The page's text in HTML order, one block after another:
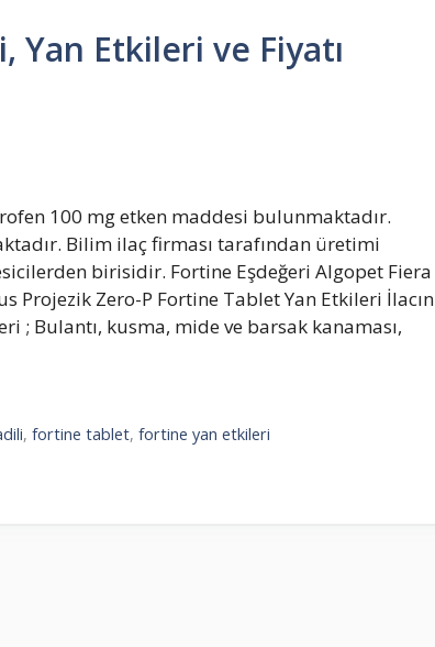
Etkileri ve Fiyatı
100 mg etken maddesi bulunmaktadır.
Bilim ilaç firması tarafından üretimi
birisidir. Fortine Eşdeğeri Algopet Fiera
Zero-P Fortine Tablet Yan Etkileri İlacın
; Bulantı, kusma, mide ve barsak kanaması,
,fortine tablet,fortine yan etkileri